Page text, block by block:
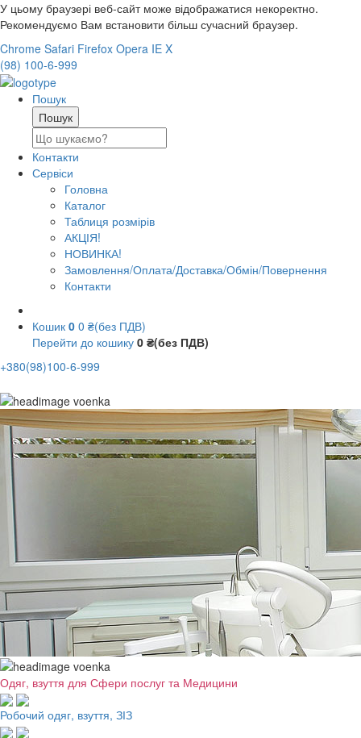
У цьому браузері веб-сайт може відображатися некоректно.
Рекомендуємо Вам встановити більш сучасний браузер.
Chrome Safari Firefox Opera IE X
(98) 100-6-999
Пошук
Контакти
Сервіси
Головна
Каталог
Таблиця розмірів
АКЦІЯ!
НОВИНКА!
Замовлення/Оплата/Доставка/Обмін/Повернення
Контакти
Кошик 0 0 ₴(без ПДВ)
Перейти до кошику 0 ₴(без ПДВ)
+380(98)100-6-999
Одяг, взуття для Сфери послуг та Медицини
Робочий одяг, взуття, ЗІЗ